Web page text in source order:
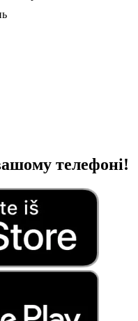
телефоні!